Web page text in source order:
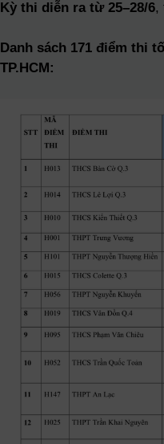
Kỳ thi diễn ra từ 25–28/6,
Danh sách 171 điểm thi
TP.HCM: